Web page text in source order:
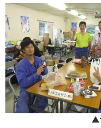
▲協力会の方